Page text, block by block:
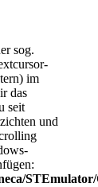
sog.
im
das
seit
und